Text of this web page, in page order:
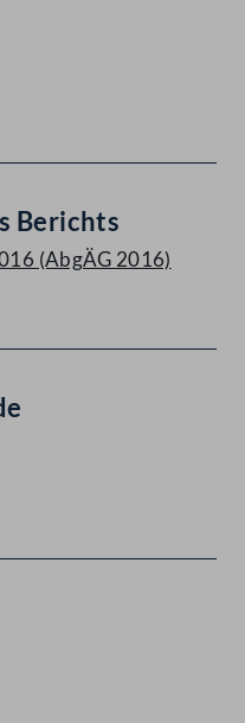
Berichts
(AbgÄG 2016)